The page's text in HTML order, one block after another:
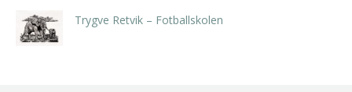
Trygve Retvik – Fotballskolen